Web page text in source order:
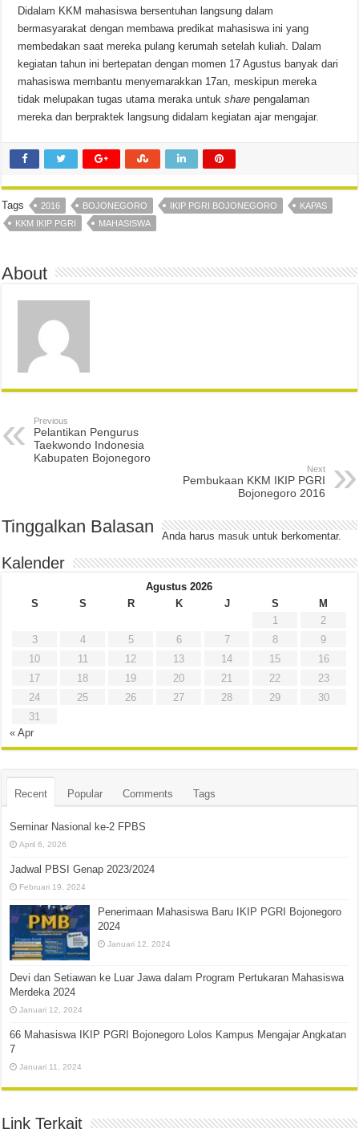
Didalam KKM mahasiswa bersentuhan langsung dalam
bermasyarakat dengan membawa predikat mahasiswa ini yang
membedakan saat mereka pulang kerumah setelah kuliah. Dalam
kegiatan tahun ini bertepatan dengan momen 17 Agustus banyak dari
mahasiswa membantu menyemarakkan 17an, meskipun mereka
tidak melupakan tugas utama meraka untuksharepengalaman
mereka dan berpraktek langsung didalam kegiatan ajar mengajar.
Tags 2016 BOJONEGORO IKIP PGRI BOJONEGORO
KAPAS
KKM IKIP PGRI
MAHASISWA
About
Previous
Pelantikan Pengurus
Taekwondo Indonesia
Kabupaten Bojonegoro
Next
Pembukaan KKM IKIP PGRI
Bojonegoro 2016
Tinggalkan Balasan Anda harus masuk untuk berkomentar.
Kalender
Agustus 2026
S
S R K J S
M
1
2
3
4 5 6 7 8
9
10
11 12 13 14 15
16
17
18 19 20 21 22
23
24
25 26 27 28 29
30
31
« Apr
Recent Popular Comments Tags
Seminar Nasional ke-2 FPBS
April 6, 2026
Jadwal PBSI Genap 2023/2024
Februari 19, 2024
Penerimaan Mahasiswa Baru IKIP PGRI Bojonegoro
2024
Januari 12, 2024
Devi dan Setiawan ke Luar Jawa dalam Program Pertukaran Mahasiswa
Merdeka 2024
Januari 12, 2024
66 Mahasiswa IKIP PGRI Bojonegoro Lolos Kampus Mengajar Angkatan
7
Januari 11, 2024
Link Terkait